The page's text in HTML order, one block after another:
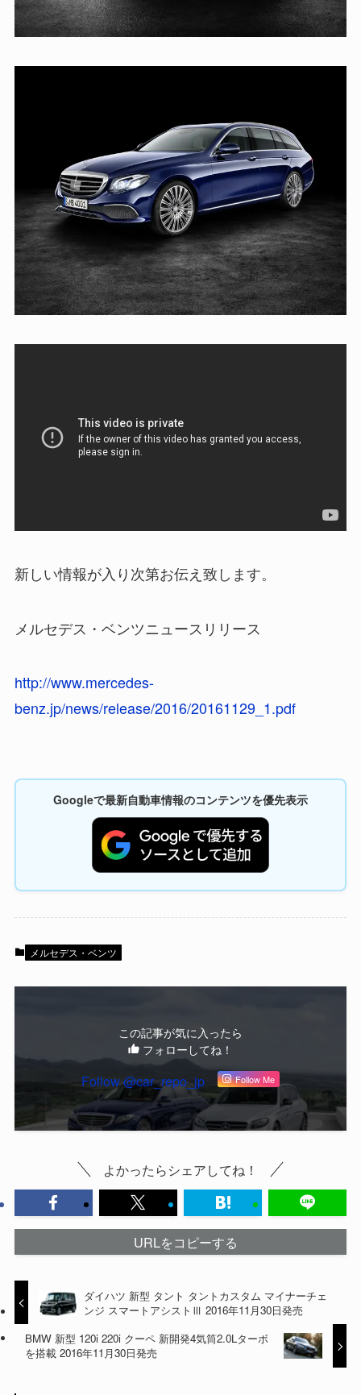
新しい情報が入り次第お伝え致します。
メルセデス・ベンツニュースリリース
http://www.mercedes-
benz.jp/news/release/2016/20161129_1.pdf
Googleで最新自動車情報のコンテンツを優先表示
メルセデス・ベンツ
この記事が気に入ったら
フォローしてね！
Follow @car_repo_jp Follow Me
よかったらシェアしてね！
URLをコピーする
ダイハツ 新型 タント タントカスタム マイナーチェ
ンジ スマートアシストⅢ 2016年11月30日発売
BMW 新型 120i 220i クーペ 新開発4気筒2.0Lターボ
を搭載 2016年11月30日発売